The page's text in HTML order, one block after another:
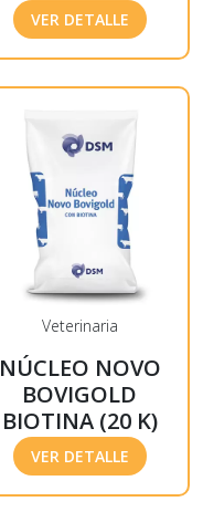
VER DETALLE
Veterinaria
NÚCLEO NOVO
BOVIGOLD
BIOTINA (20 K)
VER DETALLE